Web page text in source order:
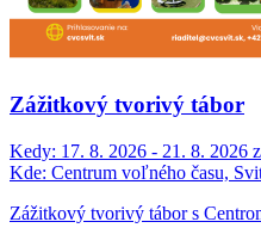
Zážitkový tvorivý tábor
Kedy: 17. 8. 2026 - 21. 8. 2026
Kde: Centrum voľného času,
Zážitkový tvorivý tábor s